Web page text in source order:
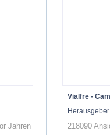
Jahren
Vialfre -
218090